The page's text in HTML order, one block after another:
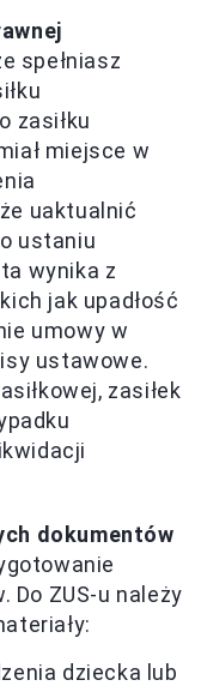
spełniasz
zasiłku
miejsce w
uaktualnić
ustaniu
wynika z
jak upadłość
umowy w
ustawowe.
zasiłek
dokumentów
Do ZUS-u należy
dziecka lub